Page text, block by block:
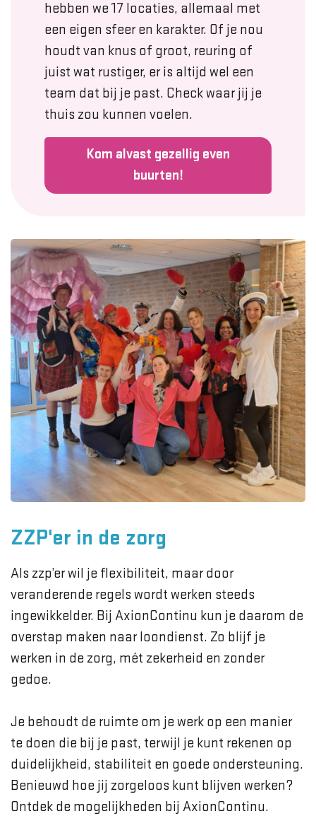
hebben we 17 locaties, allemaal met
een eigen sfeer en karakter. Of je nou
houdt van knus of groot, reuring of
juist wat rustiger, er is altijd wel een
team dat bij je past. Check waar jij je
thuis zou kunnen voelen.
Kom alvast gezellig even
buurten!
ZZP'er in de zorg
Als zzp’er wil je flexibiliteit, maar door
veranderende regels wordt werken steeds
ingewikkelder. Bij AxionContinu kun je daarom de
overstap maken naar loondienst. Zo blijf je
werken in de zorg, mét zekerheid en zonder
gedoe.
Je behoudt de ruimte om je werk op een manier
te doen die bij je past, terwijl je kunt rekenen op
duidelijkheid, stabiliteit en goede ondersteuning.
Benieuwd hoe jij zorgeloos kunt blijven werken?
Ontdek de mogelijkheden bij AxionContinu.